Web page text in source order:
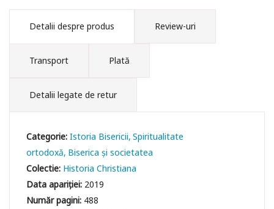
Detalii despre produs Review-uri
Transport Plată
Detalii legate de retur
Categorie:Istoria Bisericii Spiritualitate
ortodoxă Biserica și societatea
Colectie: Historia Christiana
Data apariției: 2019
Număr pagini: 488